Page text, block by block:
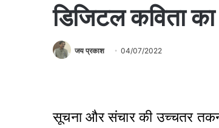
डिजिटल कविता
जय प्रकाश 04/07/2022
सूचना और संचार की उच्चतर